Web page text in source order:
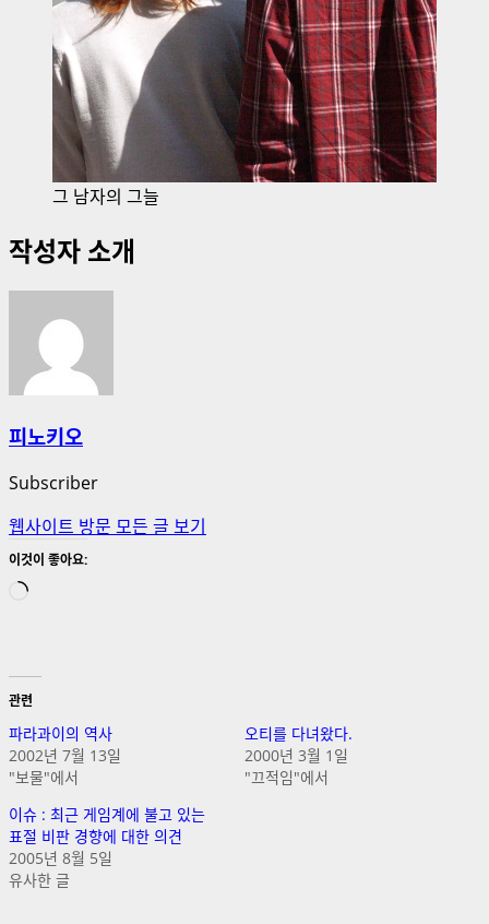
그 남자의 그늘
작성자 소개
피노키오
Subscriber
웹사이트 방문 모든 글 보기
이것이 좋아요:
로
관련
파라과이의 역사
2002년 7월 13일
"보물"에서
오티를 다녀왔다.
2000년 3월 1일
"끄적임"에서
이슈 : 최근 게임계에 불고 있는
표절 비판 경향에 대한 의견
2005년 8월 5일
유사한 글